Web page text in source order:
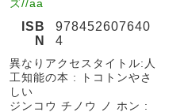
ズ//aa
ISB
N
978452607640
4
異なりアクセスタイトル:人
工知能の本 : トコトンやさ
しい
ジンコウ チノウ ノ ホン :